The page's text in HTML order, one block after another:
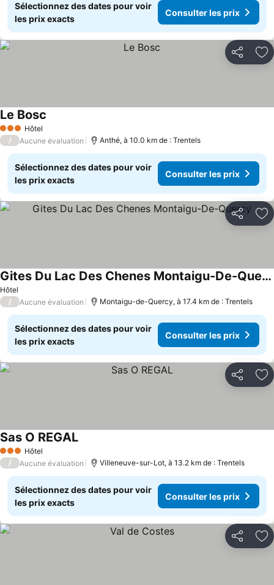
Sélectionnez des dates pour voir
les prix exacts
Consulter les prix
Partager
3 ÉtoilesHôtel
Le Bosc
/ Aucune évaluation Anthé, à 10.0 km de : Trentels
Sélectionnez des dates pour voir
les prix exacts
Consulter les prix
Partager
Hôtel
Gites Du Lac Des Chenes Montaigu-De-Quercy
/ Aucune évaluation Montaigu-de-Quercy, à 17.4 km de : Trentels
Sélectionnez des dates pour voir
les prix exacts
Consulter les prix
Partager
3 ÉtoilesHôtel
Sas O REGAL
/ Aucune évaluation Villeneuve-sur-Lot, à 13.2 km de : Trentels
Sélectionnez des dates pour voir
les prix exacts
Consulter les prix
Partager